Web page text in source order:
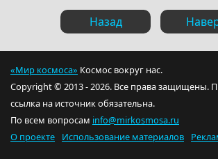
Назад
«Мир космоса» Космос вокруг нас.
Copyright © 2013 - 2026. Все права защищены.
ссылка на источник обязательна.
По всем вопросам info@mirkosmosa.ru
О проекте
Использование материалов